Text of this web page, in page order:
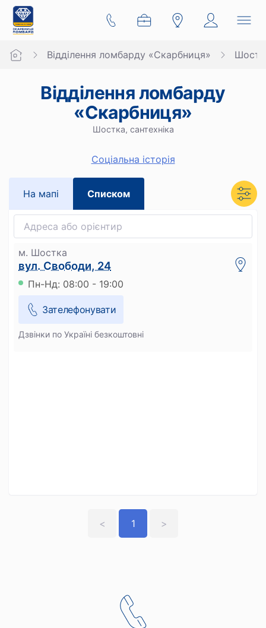
Відділення ломбарду «Скарбниця»
Відділення ломбарду
«Скарбниця»
Шостка, сантехніка
Cоціальна історія
На мапi Списком
м. Шостка
вул. Свободи, 24
Пн-Нд: 08:00 - 19:00
Зателефонувати
Дзвінки по Україні безкоштовні
< 1 >